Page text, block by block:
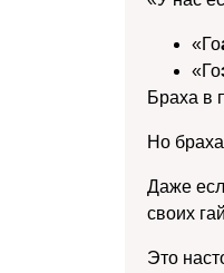
«Го
«Го
Браха в
Но
Даже
своих
Это